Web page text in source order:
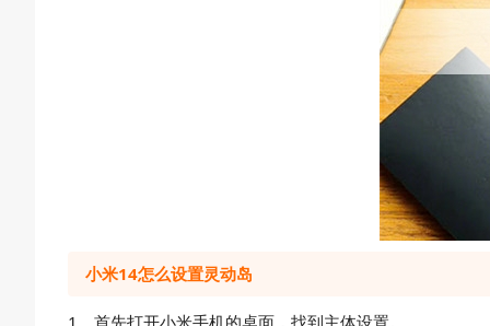
小米14怎么设置灵动岛
1、首先打开小米手机的桌面，找到主体设置。